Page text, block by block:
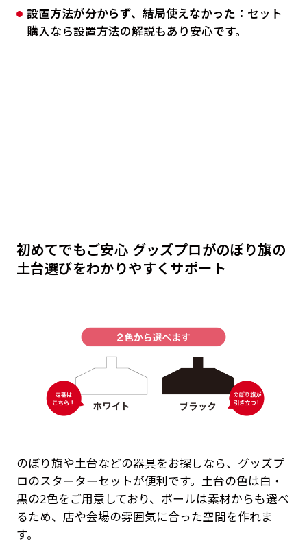
設置方法が分からず、結局使えなかった： セット
購入なら設置方法の解説もあり安心です。
初めてでもご安心 グッズプロがのぼり旗の
土台選びをわかりやすくサポート
のぼり旗や土台などの器具をお探しなら、グッズプ
ロのスターターセットが便利です。土台の色は白・
黒の2色をご用意しており、ポールは素材からも選べ
るため、店や会場の雰囲気に合った空間を作れま
す。